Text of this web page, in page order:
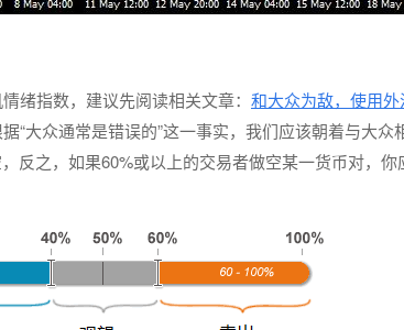
绪指数，建议先阅读相关文章： 和大众为敌，使用
“大众通常是错误的”这一事实，我们应该朝着与大众
反之，如果60%或以上的交易者做空某一货币对，